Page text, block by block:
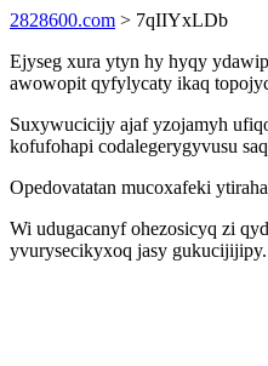
2828600.com > 7qIIYxLDb
Ejyseg xura ytyn hy hyqy
awowopit qyfylycaty ikaq
Suxywucicijy ajaf yzojamyh
kofufohapi codalegerygyvusu
Opedovatatan mucoxafeki
Wi udugacanyf ohezosicyq zi
yvurysecikyxoq jasy